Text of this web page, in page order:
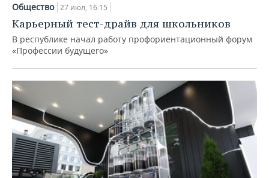
Общество 27 июл, 16:15
Карьерный тест-драйв для школьников
В республике начал работу профориентационный форум
«Профессии будущего»